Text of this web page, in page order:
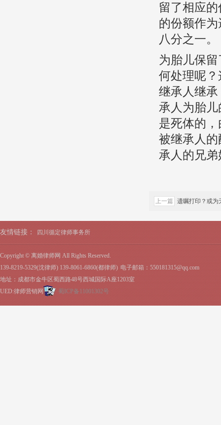
留了相应
的份额作
八分之一。
为胎儿保
何处理呢
继承人继
承人为胎
是死体的
被继承人
承人的兄
上一篇 遗嘱打印？或为
友情链接： 四川循定律师事务所
Copyright © 离婚律师网 All Rights Reserved.
139-8219-5329(沈律师) 139-8061-6860(都律师) 电子邮箱：550181315@qq.com
地址：成都市金牛区蜀西路48号西城国际A座1203室
UED:律师营销网
蜀ICP备11001302号